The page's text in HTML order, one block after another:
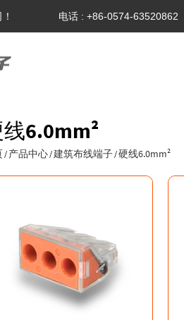
电话 : +86-0574-63520862
6.0mm²
/ 产品中心/建筑布线端子/硬线6.0mm²